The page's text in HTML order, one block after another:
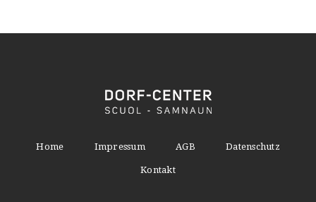
Home Impressum AGB Datenschutz
Kontakt